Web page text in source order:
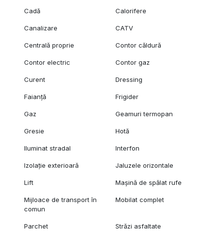
Cadă Calorifere
Canalizare CATV
Centrală proprie Contor căldură
Contor electric Contor gaz
Curent Dressing
Faianță Frigider
Gaz Geamuri termopan
Gresie Hotă
Iluminat stradal Interfon
Izolație exterioară Jaluzele orizontale
Lift Mașină de spălat rufe
Mijloace de transport în
comun
Mobilat complet
Parchet Străzi asfaltate